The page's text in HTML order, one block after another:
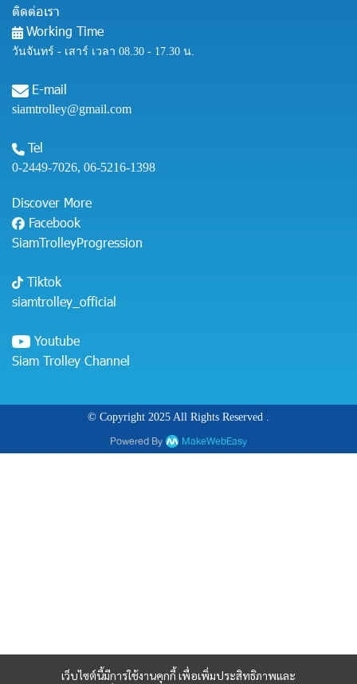
เว็บไซต์นี้มีการใช้งานคุกกี้ เพื่อเพิ่มประสิทธิภาพและ
ติดต่อเรา
Working Time
วันจันทร์ - เสาร์ เวลา 08.30 - 17.30 น.
E-mail
siamtrolley@gmail.com
Tel
0-2449-7026, 06-5216-1398
Discover More
Facebook
SiamTrolleyProgression
Tiktok
siamtrolley_official
Youtube
Siam Trolley Channel
© Copyright 2025 All Rights Reserved .
Powered By MakeWebEasy